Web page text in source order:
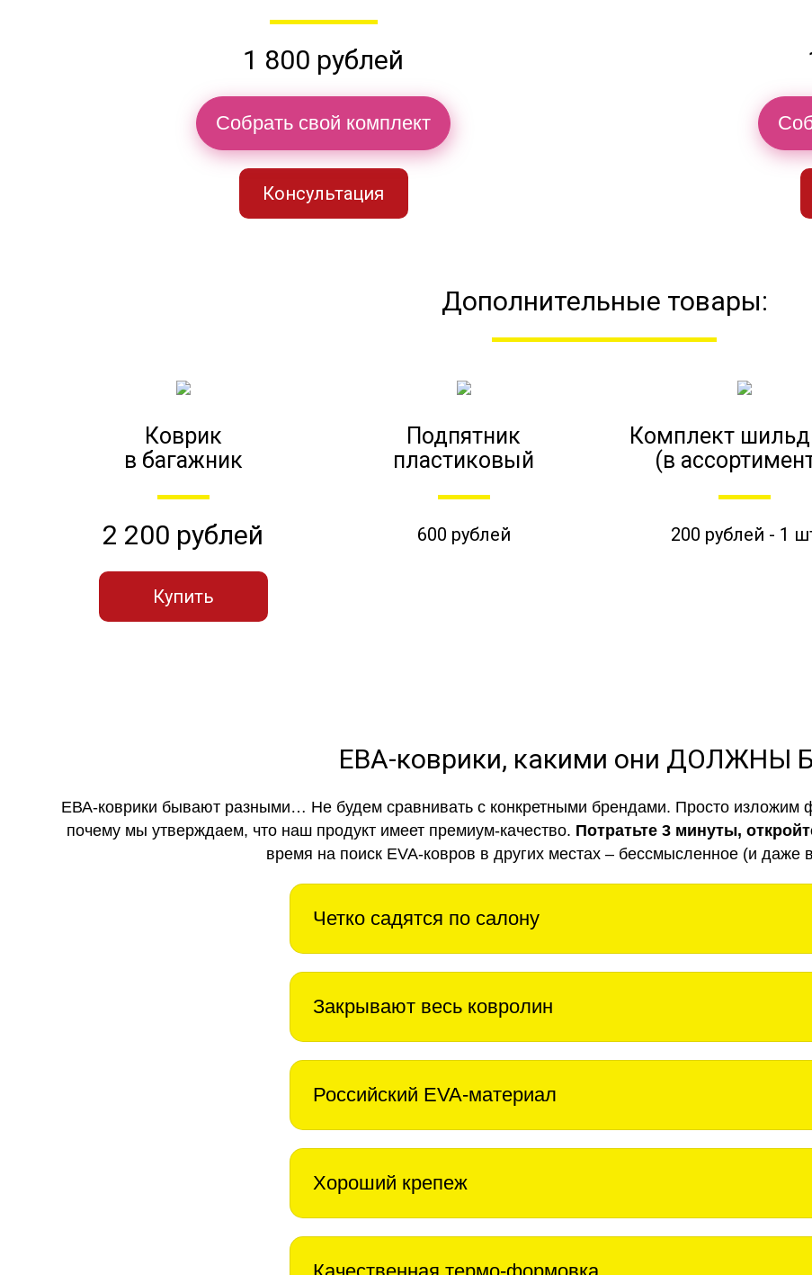
1 800 рублей
Собрать свой комплект
Консультация
Дополнительные товары:
Коврик
в багажник
2 200 рублей
Купить
Подпятник
пластиковый
600 рублей
Комплект
(в
200 рублей - 1
ЕВА-коврики, какими они ДОЛЖНЫ
ЕВА-коврики бывают разными… Не будем сравнивать с конкретными брендами. Просто изложим
почему мы утверждаем, что наш продукт имеет премиум-качество. Потратьте 3 минуты,
время на поиск EVA-ковров в других местах – бессмысленное (и даже
Четко садятся по салону
Закрывают весь ковролин
Российский EVA-материал
Хороший крепеж